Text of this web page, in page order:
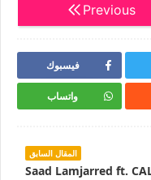
Previous
فيسبوك
واتساب
المقال السابق